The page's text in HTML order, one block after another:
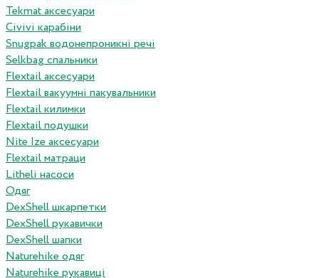
Tekmat аксесуари
Сivivi карабіни
Snugpak водонепроникні речі
Selkbag спальники
Flextail аксесуари
Flextail вакуумні пакувальники
Flextail килимки
Flextail подушки
Nite Ize аксесуари
Flextail матраци
Litheli насоси
Одяг
DexShell шкарпетки
DexShell рукавички
DexShell шапки
Naturehike одяг
Naturehike рукавиці